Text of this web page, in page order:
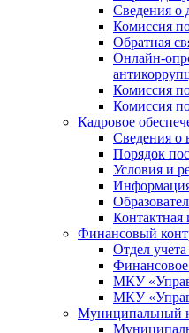
Сведения о
Комиссия
Обратная
Онлайн-
Комиссия
Комиссия
Кадровое
Сведения о
Порядок
Условия и
Информация
Финансовый
Отдел
МКУ
МКУ
Муниципальный